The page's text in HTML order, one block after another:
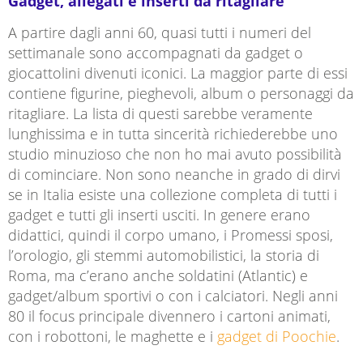
A partire dagli anni 60, quasi tutti i numeri del
settimanale sono accompagnati da gadget o
giocattolini divenuti iconici. La maggior parte di essi
contiene figurine, pieghevoli, album o personaggi da
ritagliare. La lista di questi sarebbe veramente
lunghissima e in tutta sincerità richiederebbe uno
studio minuzioso che non ho mai avuto possibilità
di cominciare. Non sono neanche in grado di dirvi
se in Italia esiste una collezione completa di tutti i
gadget e tutti gli inserti usciti. In genere erano
didattici, quindi il corpo umano, i Promessi sposi,
l’orologio, gli stemmi automobilistici, la storia di
Roma, ma c’erano anche soldatini (Atlantic) e
gadget/album sportivi o con i calciatori. Negli anni
80 il focus principale divennero i cartoni animati,
con i robottoni, le maghette e i gadget di Poochie.